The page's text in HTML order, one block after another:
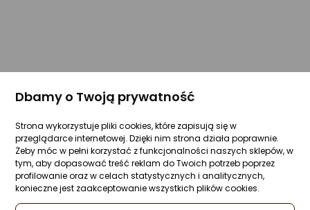
Dbamy o Twoją prywatność
Strona wykorzystuje pliki cookies, które zapisują się w
przeglądarce internetowej. Dzięki nim strona działa poprawnie.
Żeby móc w pełni korzystać z funkcjonalności naszych sklepów, w
tym, aby dopasować treść reklam do Twoich potrzeb poprzez
profilowanie oraz w celach statystycznych i analitycznych,
konieczne jest zaakceptowanie wszystkich plików cookies.